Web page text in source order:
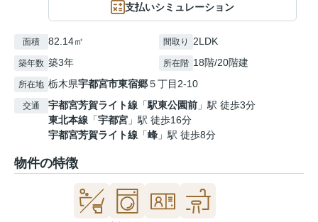
支払いシミュレーション
面積 82.14㎡ 間取り 2LDK
築年数 築3年 所在階 18階/20階建
所在地 栃木県宇都宮市東宿郷５丁目2-10
交通 宇都宮芳賀ライト線 「駅東公園前 」駅 徒歩3分
東北本線 「宇都宮 」駅 徒歩16分
宇都宮芳賀ライト線 「峰 」駅 徒歩8分
物件の特徴